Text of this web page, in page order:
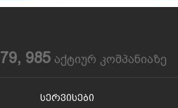
79, 985 აქტიურ კომპანიაზე
Სერვისები